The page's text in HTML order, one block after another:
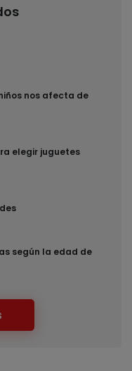
nos afecta de
elegir juguetes
según la edad de